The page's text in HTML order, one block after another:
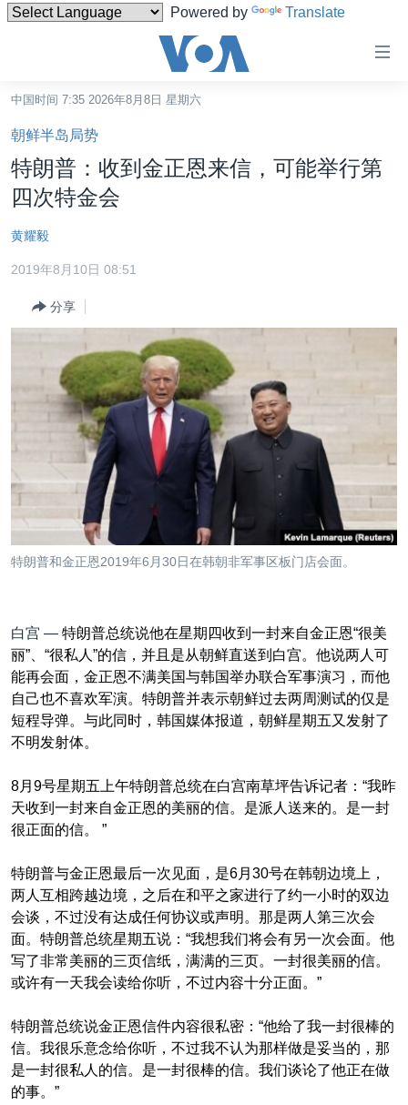
Powered by Translate
碍
链
接
内
容
到
索
中国
最新国际新闻
非洲
全球议题
分类新闻
经济·金融·贸易
人权·法律·宗教
科教·文娱·体健
军事
热点专题
白宫要闻
国会报道
美中关系
美国建国250周年
埃博拉疫情
台海两岸关系
南中国海争端
关注西藏
关注新疆
VOA视频
VOA今日焦点
中文广播
其他语言网站
中国时间 7:35 2026年8月8日 星期六
朝鲜半岛局势
特朗普：收到金正恩来信，可能举行第
四次特金会
黄耀毅
2019年8月10日 08:51
分享
特朗普和金正恩2019年6月30日在韩朝非军事区板门店会面。
白宫 — 特朗普总统说他在星期四收到一封来自金正恩“很美
丽”、“很私人”的信，并且是从朝鲜直送到白宫。他说两人可
能再会面，金正恩不满美国与韩国举办联合军事演习，而他
自己也不喜欢军演。特朗普并表示朝鲜过去两周测试的仅是
短程导弹。与此同时，韩国媒体报道，朝鲜星期五又发射了
不明发射体。
8月9号星期五 上午特朗普总统在白宫南草坪告诉记者 ：“我昨
天收到一封来自金正恩的美丽的信。是派人 送来的。是一封
很正面的信。 ”
特朗普与金正恩最后一次见面，是6月30号在韩朝边境上，
两人互相跨越边境，之后在和平之家进行了约一小时的双边
会谈，不过没有达成任何协议或声明。 那是两人第三次会
面。 特朗普总统星期五说：“我想我们将会有另一次会面。他
写了非常美丽的三页信纸，满满的三页。一封很美丽的信。
或许有一天我会读给你听，不过内容十分正面。”
特朗普总统说金正恩信件内容很私密：“他给了我一封很棒的
信。我很乐意念给你听，不过我不认为那样做是妥当的，那
是一封很私人的信。是一封很棒的信。我们谈论了他正在做
的事。”